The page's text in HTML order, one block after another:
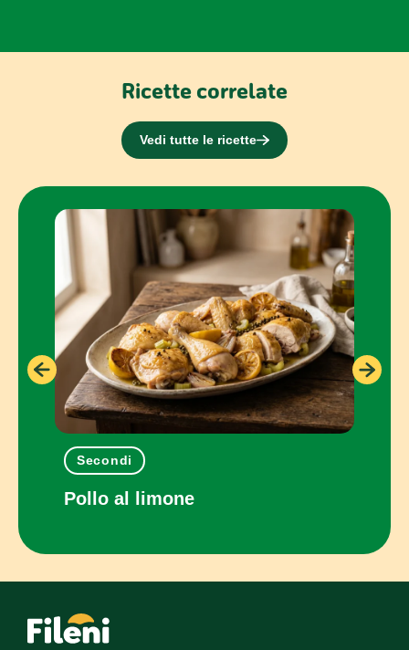
Ricette correlate
Vedi tutte le ricette
Secondi
Pollo al limone